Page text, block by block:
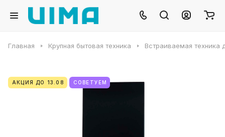
Главная Крупная бытовая техника Встраиваемая техника
АКЦИЯ ДО 13.08 СОВЕТУЕМ